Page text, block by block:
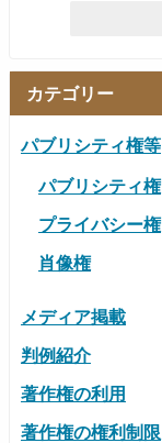
カテゴリー
パブリシティ権等
パブリシティ権
プライバシー権
肖像権
メディア掲載
判例紹介
著作権の利用
著作権の権利制限